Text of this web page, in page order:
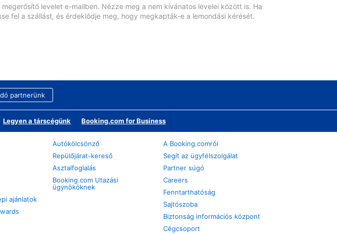
levelet e-mailben. Nézze meg a nem kívánatos levelei között is. Ha
fel a szállást, és érdeklődje meg, hogy megkapták-e a lemondási kérését.
partnerünk
Legyen a társcégünk Booking.com for Business
ajánlatok
Autókölcsönző
Repülőjárat-kereső
Asztalfoglalás
Booking.com Utazási
ügynököknek
A Booking.comról
Segít az ügyfélszolgálat
Partner súgó
Careers
Fenntarthatóság
Sajtószoba
Biztonság információs központ
Cégcsoport